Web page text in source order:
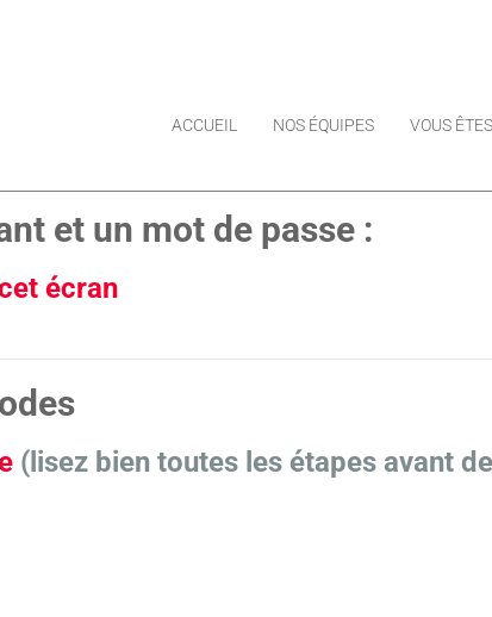
ACCUEIL NOS ÉQUIPES VOUS ÊTES
et un mot de passe :
écran
(lisez bien toutes les étapes avant